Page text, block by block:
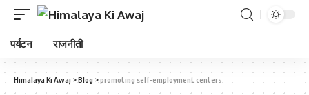
पर्यटन राजनीती
Himalaya Ki Awaj >Blog >promoting self-employment centers